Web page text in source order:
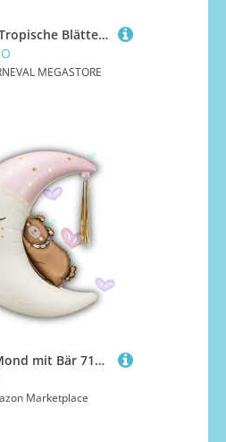
Tischkonfetti Tropische Blätter Grün metallisch 15 g
MEGASTORE
Folienballon Mond mit Bär 71x86cm XXL Ballon für Helium oder Luft-Ballon Teddybär Folienluftballon als Geburtstagsdeko Luftballon für Babyshower Babyparty WIEDERVERWENDBAR
Marketplace